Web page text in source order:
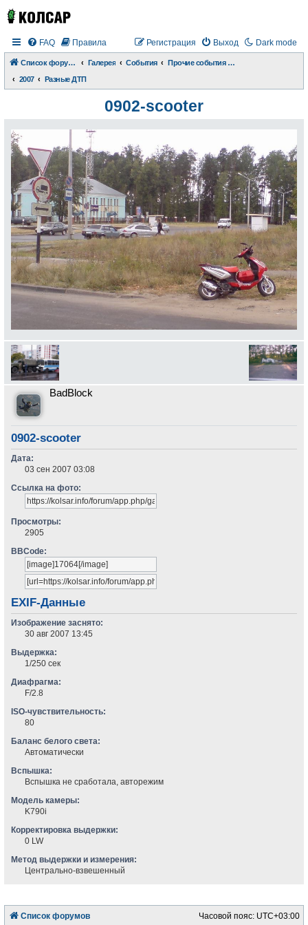
Dark mode
FAQ Правила Выход
Регистрация
Список форумов Галерея События
Прочие события и происшествия
2007
Разные ДТП
0902-scooter
BadBlock
0902-scooter
Дата:
03 сен 2007 03:08
Ссылка на фото:
Просмотры:
2905
BBCode:
EXIF-Данные
Изображение заснято:
30 авг 2007 13:45
Выдержка:
1/250 сек
Диафрагма:
F/2.8
ISO-чувствительность:
80
Баланс белого света:
Автоматически
Вспышка:
Вспышка не сработала, авторежим
Модель камеры:
K790i
Корректировка выдержки:
0 LW
Метод выдержки и измерения:
Центрально-взвешенный
Список форумов Часовой пояс: UTC+03:00